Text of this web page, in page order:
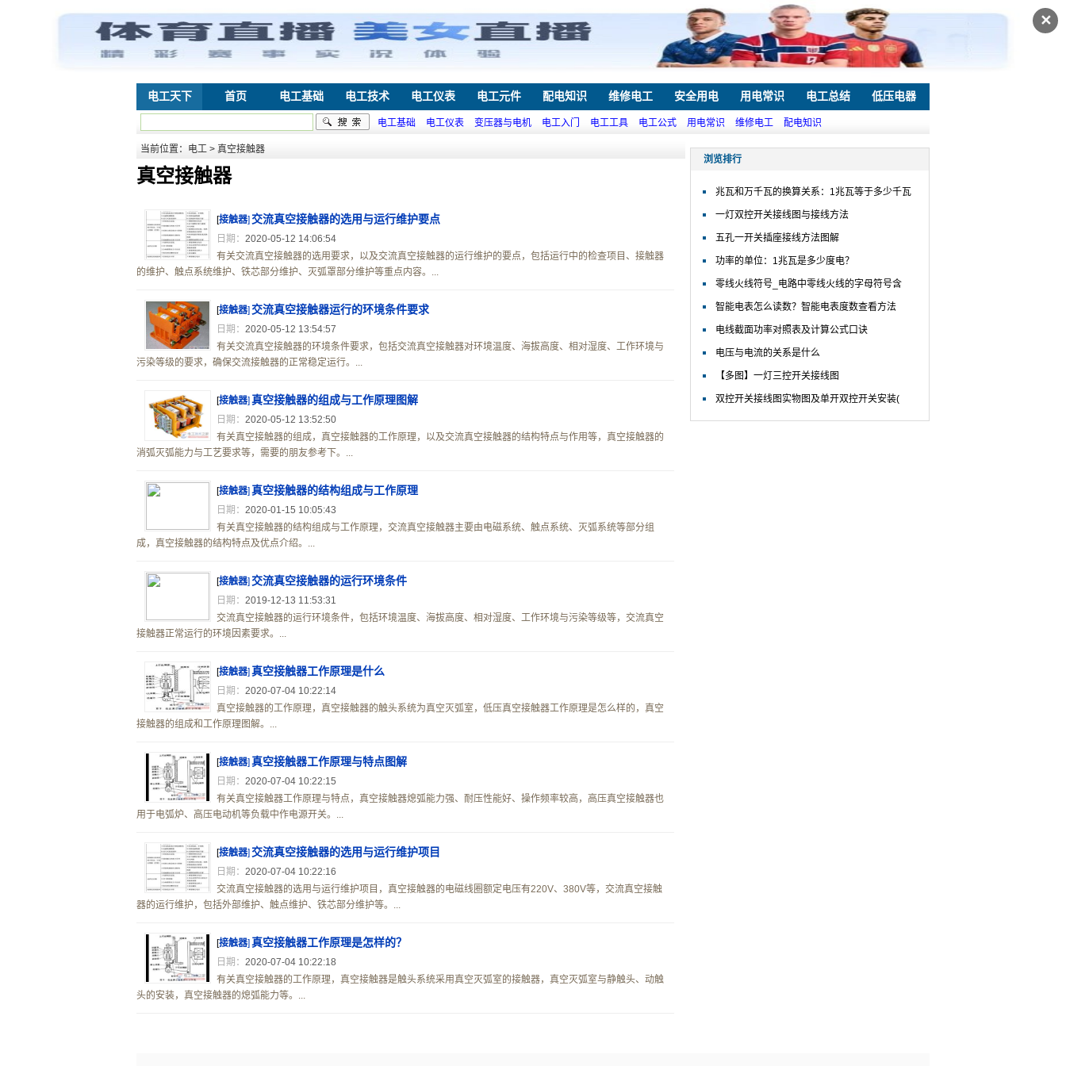
✕
电工天下 首页 电工基础 电工技术 电工仪表 电工元件 配电知识 维修电工 安全用电 用电常识 电工总结 低压电器
电工基础 电工仪表 变压器与电机 电工入门 电工工具 电工公式 用电常识 维修电工 配电知识
当前位置： 电工 > 真空接触器
真空接触器
[接触器] 交流真空接触器的选用与运行维护要点
日期： 2020-05-12 14:06:54
有关交流真空接触器的选用要求，以及交流真空接触器的运行维护的要点，包括运行中的检查项目、接触器
的维护、触点系统维护、铁芯部分维护、灭弧罩部分维护等重点内容。...
[接触器] 交流真空接触器运行的环境条件要求
日期： 2020-05-12 13:54:57
有关交流真空接触器的环境条件要求，包括交流真空接触器对环境温度、海拔高度、相对湿度、工作环境与
污染等级的要求，确保交流接触器的正常稳定运行。...
[接触器] 真空接触器的组成与工作原理图解
日期： 2020-05-12 13:52:50
有关真空接触器的组成，真空接触器的工作原理，以及交流真空接触器的结构特点与作用等，真空接触器的
消弧灭弧能力与工艺要求等，需要的朋友参考下。...
[接触器] 真空接触器的结构组成与工作原理
日期： 2020-01-15 10:05:43
有关真空接触器的结构组成与工作原理，交流真空接触器主要由电磁系统、触点系统、灭弧系统等部分组
成，真空接触器的结构特点及优点介绍。...
[接触器] 交流真空接触器的运行环境条件
日期： 2019-12-13 11:53:31
交流真空接触器的运行环境条件，包括环境温度、海拔高度、相对湿度、工作环境与污染等级等，交流真空
接触器正常运行的环境因素要求。...
[接触器] 真空接触器工作原理是什么
日期： 2020-07-04 10:22:14
真空接触器的工作原理，真空接触器的触头系统为真空灭弧室，低压真空接触器工作原理是怎么样的，真空
接触器的组成和工作原理图解。...
[接触器] 真空接触器工作原理与特点图解
日期： 2020-07-04 10:22:15
有关真空接触器工作原理与特点，真空接触器熄弧能力强、耐压性能好、操作频率较高，高压真空接触器也
用于电弧炉、高压电动机等负载中作电源开关。...
[接触器] 交流真空接触器的选用与运行维护项目
日期： 2020-07-04 10:22:16
交流真空接触器的选用与运行维护项目，真空接触器的电磁线圈额定电压有220V、380V等，交流真空接触
器的运行维护，包括外部维护、触点维护、铁芯部分维护等。...
[接触器] 真空接触器工作原理是怎样的？
日期： 2020-07-04 10:22:18
有关真空接触器的工作原理，真空接触器是触头系统采用真空灭弧室的接触器，真空灭弧室与静触头、动触
头的安装，真空接触器的熄弧能力等。...
浏览排行
兆瓦和万千瓦的换算关系：1兆瓦等于多少千瓦
一灯双控开关接线图与接线方法
五孔一开关插座接线方法图解
功率的单位：1兆瓦是多少度电？
零线火线符号_电路中零线火线的字母符号含
智能电表怎么读数？智能电表度数查看方法
电线截面功率对照表及计算公式口诀
电压与电流的关系是什么
【多图】一灯三控开关接线图
双控开关接线图实物图及单开双控开关安装(